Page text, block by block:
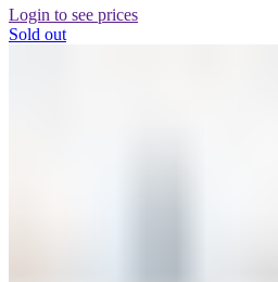
Login to see prices
Sold out